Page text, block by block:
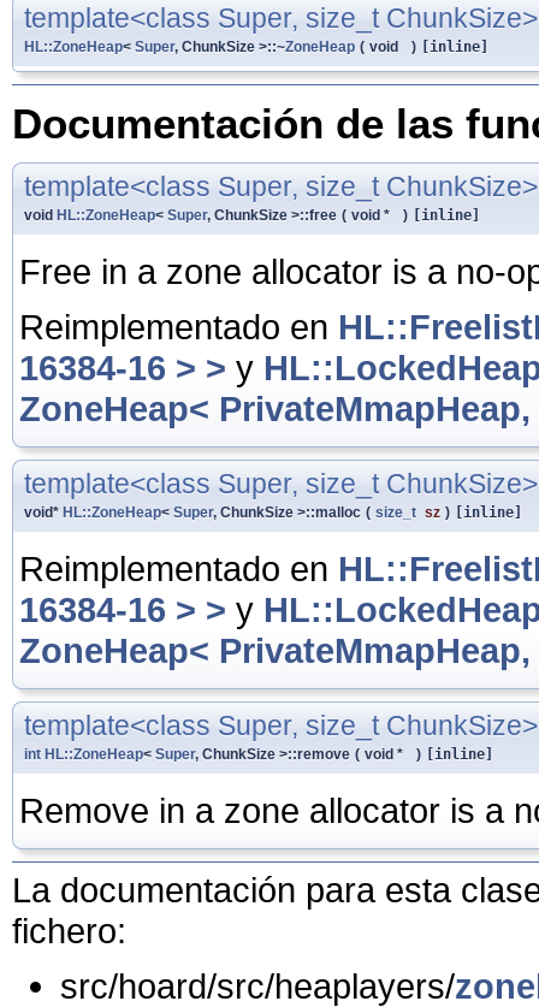
template<class Super, size_t ChunkSize>
HL::ZoneHeap< Super, ChunkSize >::~ZoneHeap ( void ) [inline]
Documentación de las
template<class Super, size_t ChunkSize>
void HL::ZoneHeap< Super, ChunkSize >::free ( void * ) [inline]
Free in a zone allocator is a no-
Reimplementado en
16384-16 > > y
ZoneHeap< PrivateMmapHeap,
template<class Super, size_t ChunkSize>
void* HL::ZoneHeap< Super, ChunkSize >::malloc ( size_t sz ) [inline]
Reimplementado en
16384-16 > > y
ZoneHeap< PrivateMmapHeap,
template<class Super, size_t ChunkSize>
int HL::ZoneHeap< Super, ChunkSize >::remove ( void * ) [inline]
Remove in a zone allocator is a
La documentación para esta
fichero:
src/hoard/src/heaplayers/